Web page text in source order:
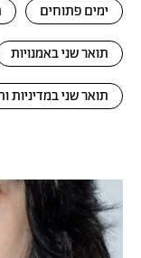
ימים פתוחים
תואר שני באמנויות
תואר שני במדיניות